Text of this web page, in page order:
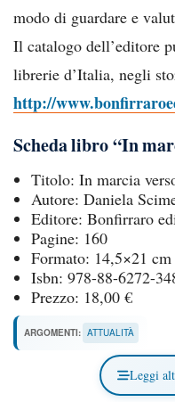
modo di guardare e
Il catalogo dell’editore
librerie d’Italia, negli
http://
Scheda libro “In
Titolo: In marcia
Autore: Daniela
Editore: Bonfirraro
Pagine: 160
Formato: 14,5×21 cm
Isbn: 978-88-6272-
Prezzo: 18,00 €
ARGOMENTI: ATTUALITÀ
Leggi